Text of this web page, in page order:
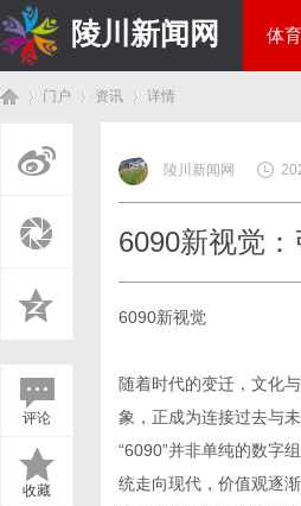
陵川新闻网 体
门户 资讯
›
详情
评论
收藏
陵川新闻网
6090新视觉
6090新视觉
随着时代的变迁，文化
象，正成为连接过去与
“6090”并非单纯的数字
统走向现代，价值观逐